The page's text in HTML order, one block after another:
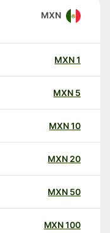
MXN
MXN
MXN
MXN
20
MXN
50
MXN
100
MXN